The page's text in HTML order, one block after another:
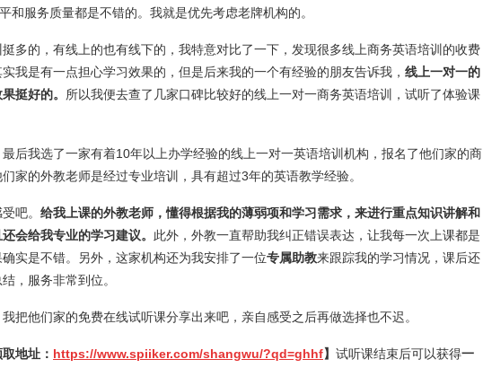
和服务质量都是不错的。我就是优先考虑老牌机构的。
多的，有线上的也有线下的，我特意对比了一下，发现很多线上商务英语培训的收费
我是有一点担心学习效果的，但是后来我的一个有经验的朋友告诉我， 线上一对一的
挺好的。 所以我便去查了几家口碑比较好的线上一对一商务英语培训，试听了体验课
后我选了一家有着10年以上办学经验的线上一对一英语培训机构，报名了他们家的商
家的外教老师是经过专业培训，具有超过3年的英语教学经验。
吧。 给我上课的外教老师，懂得根据我的薄弱项和学习需求，来进行重点知识讲解和
会给我专业的学习建议。 此外，外教一直帮助我纠正错误表达，让我每一次上课都是
实是不错。另外，这家机构还为我安排了一位专属助教来跟踪我的学习情况，课后还
，服务非常到位。
把他们家的免费在线试听课分享出来吧，亲自感受之后再做选择也不迟。
地址： https://www.spiiker.com/shangwu/?qd=ghhf】 试听课结束后可以获得一